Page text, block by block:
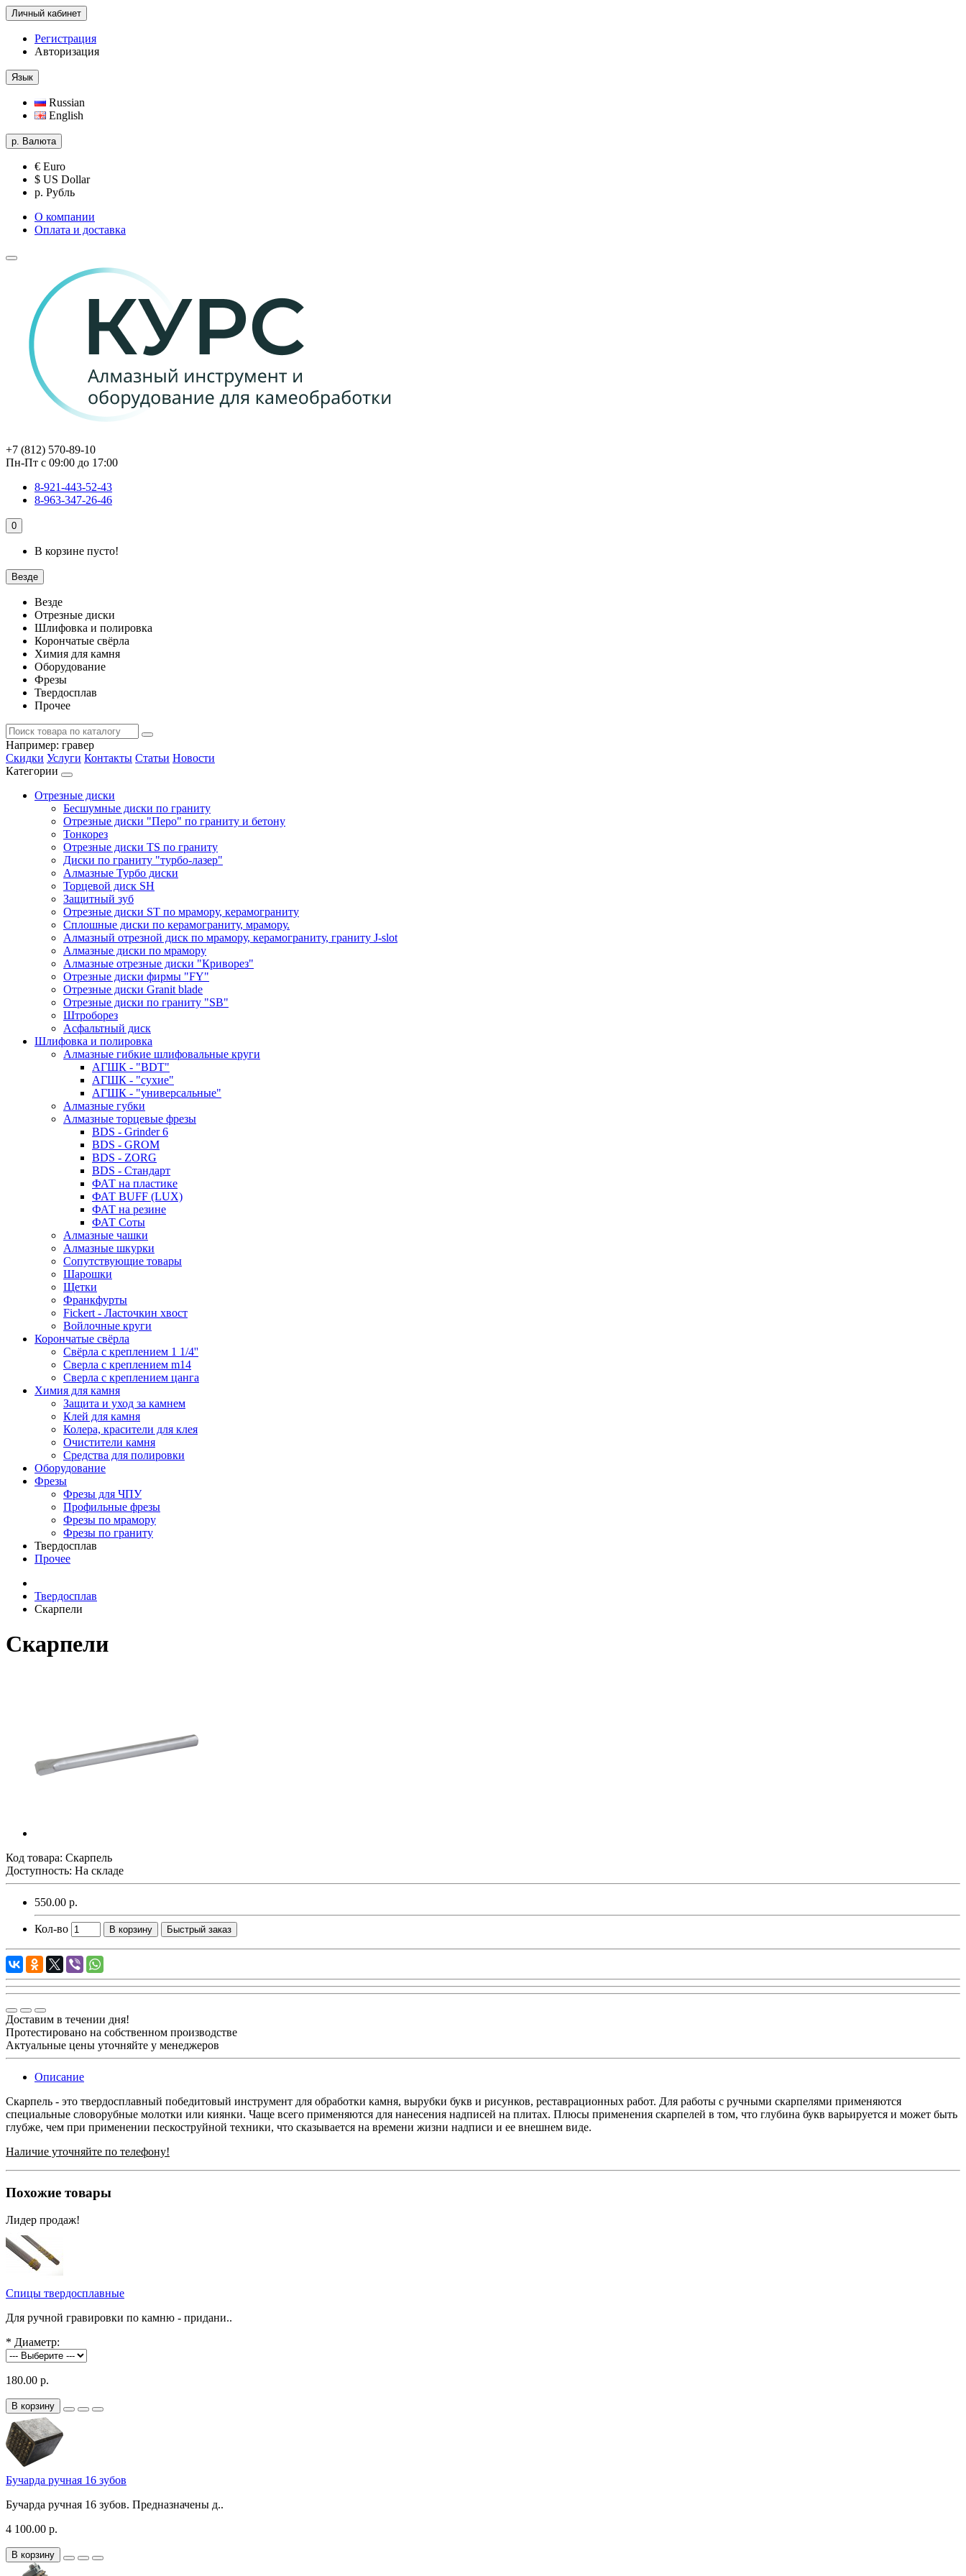
Личный кабинет
Регистрация
Авторизация
Язык
Russian
English
р. Валюта
€ Euro
$ US Dollar
р. Рубль
О компании
Оплата и доставка
+7 (812) 570-89-10
Пн-Пт с 09:00 до 17:00
8-921-443-52-43
8-963-347-26-46
0
В корзине пусто!
Везде
Везде
Отрезные диски
Шлифовка и полировка
Корончатые свёрла
Химия для камня
Оборудование
Фрезы
Твердосплав
Прочее
Например: гравер
Скидки Услуги Контакты Статьи Новости
Категории
Отрезные диски
Бесшумные диски по граниту
Отрезные диски "Перо" по граниту и бетону
Тонкорез
Отрезные диски TS по граниту
Диски по граниту "турбо-лазер"
Алмазные Турбо диски
Торцевой диск SH
Защитный зуб
Отрезные диски ST по мрамору, керамограниту
Сплошные диски по керамограниту, мрамору.
Алмазный отрезной диск по мрамору, керамограниту, граниту J-slot
Алмазные диски по мрамору
Алмазные отрезные диски "Криворез"
Отрезные диски фирмы "FY"
Отрезные диски Granit blade
Отрезные диски по граниту "SB"
Штроборез
Асфальтный диск
Шлифовка и полировка
Алмазные гибкие шлифовальные круги
АГШК - "BDT"
АГШК - "сухие"
АГШК - "универсальные"
Алмазные губки
Алмазные торцевые фрезы
BDS - Grinder 6
BDS - GROM
BDS - ZORG
BDS - Стандарт
ФАТ на пластике
ФАТ BUFF (LUX)
ФАТ на резине
ФАТ Соты
Алмазные чашки
Алмазные шкурки
Сопутствующие товары
Шарошки
Щетки
Франкфурты
Fickert - Ласточкин хвост
Войлочные круги
Корончатые свёрла
Свёрла с креплением 1 1/4''
Сверла с креплением m14
Сверла с креплением цанга
Химия для камня
Защита и уход за камнем
Клей для камня
Колера, красители для клея
Очистители камня
Средства для полировки
Оборудование
Фрезы
Фрезы для ЧПУ
Профильные фрезы
Фрезы по мрамору
Фрезы по граниту
Твердосплав
Прочее
Твердосплав
Скарпели
Скарпели
Код товара: Скарпель
Доступность: На складе
550.00 р.
Кол-во В корзину Быстрый заказ
Доставим в течении дня!
Протестировано на собственном производстве
Актуальные цены уточняйте у менеджеров
Описание
Скарпель - это твердосплавный победитовый инструмент для обработки камня, вырубки букв и рисунков, реставрационных работ. Для работы с ручными скарпелями применяются
специальные словорубные молотки или киянки. Чаще всего применяются для нанесения надписей на плитах. Плюсы применения скарпелей в том, что глубина букв варьируется и может быть
глубже, чем при применении пескоструйной техники, что сказывается на времени жизни надписи и ее внешнем виде.
Наличие уточняйте по телефону!
Похожие товары
Лидер продаж!
Спицы твердосплавные
Для ручной гравировки по камню - придани..
* Диаметр:
180.00 р.
В корзину
Бучарда ручная 16 зубов
Бучарда ручная 16 зубов. Предназначены д..
4 100.00 р.
В корзину